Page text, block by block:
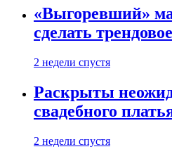
«Выгоревший»
сделать
2 недели спустя
Раскрыты
свадебного
2 недели спустя